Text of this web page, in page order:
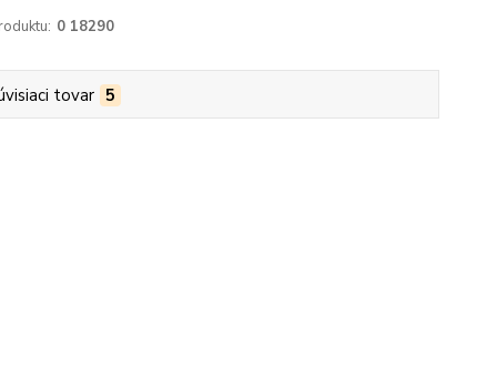
0 18290
tovar 5